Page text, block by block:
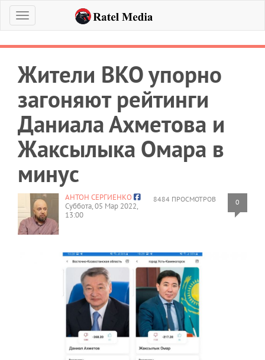
Меню
Жители ВКО упорно
загоняют рейтинги
Даниала Ахметова и
Жаксылыка Омара в
минус
8484 ПРОСМОТРОВ 0
АНТОН СЕРГИЕНКО
Суббота, 05 Мар 2022,
13:00